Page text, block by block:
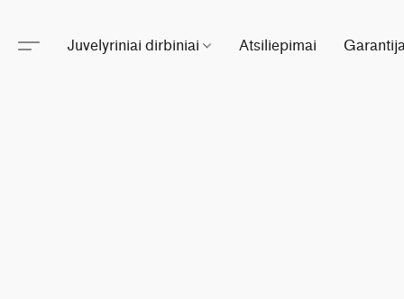
Juvelyriniai dirbiniai Atsiliepimai